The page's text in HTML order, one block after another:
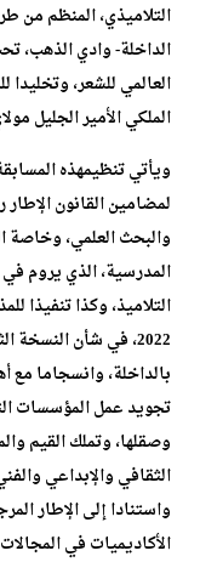
التلاميذي، المنظم من
الداخلة- وادي الذهب،
العالمي للشعر،
الملكي الأمير الجليل
ويأتي تنظيمهذه
لمضامين القانون الإطار
المدرسية، الذي يروم
2022، في شأن النسخة
تجويد عمل المؤسسات
وصقلها، وتملك القيم
الثقافي والإبداعي
واستنادا إلى الإطار
الأكاديميات في